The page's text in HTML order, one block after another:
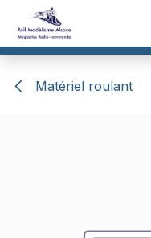
Se rendre au contenu
Matériel roulant